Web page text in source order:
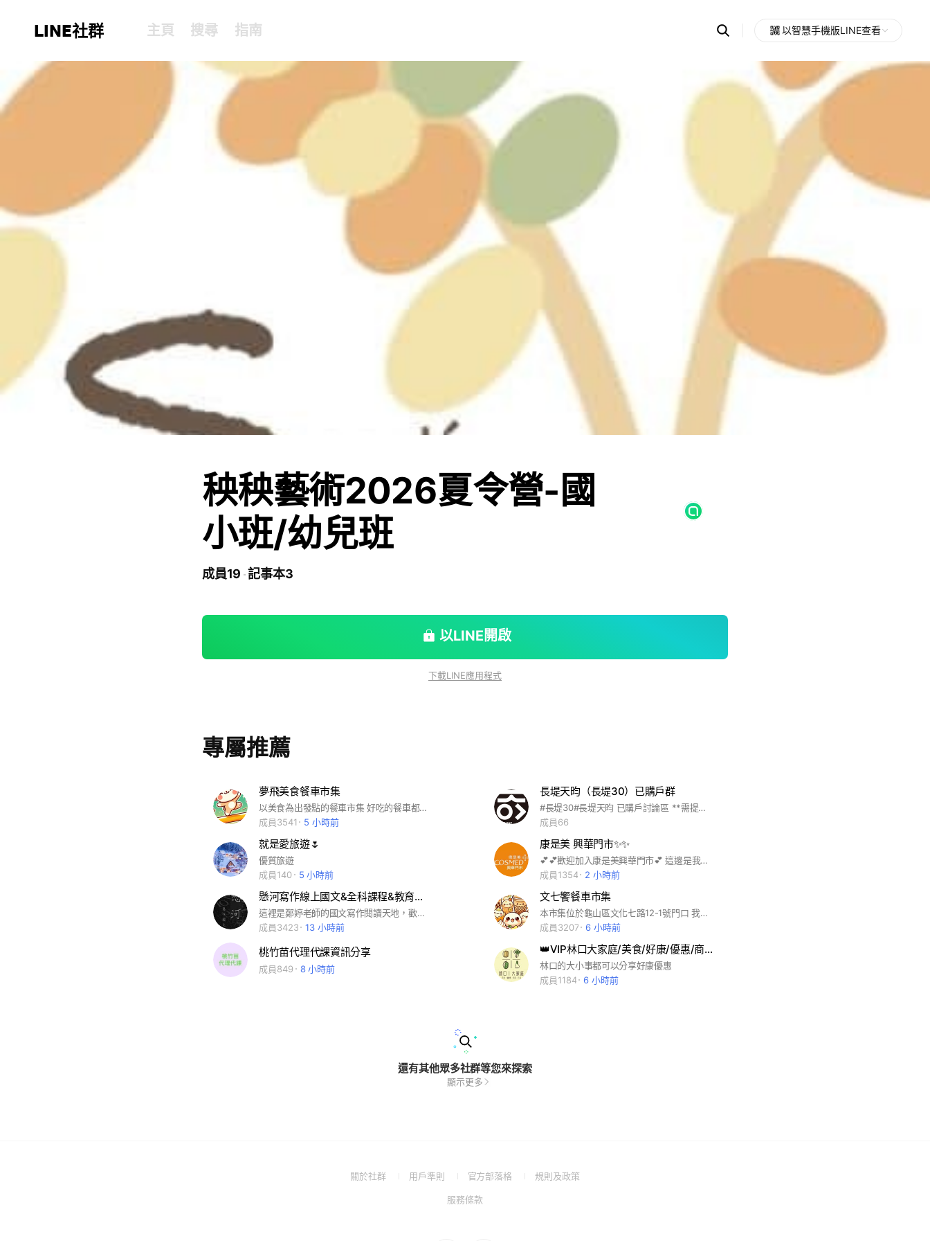
LINE社群 主頁 搜尋 指南 Search
OpenChats
messages
以智慧手機版LINE查看
秧秧藝術2026夏令營-國
小班/幼兒班
成員19 記事本3
以LINE開啟
下載LINE應用程式
專屬推薦
夢飛美食餐車市集
以美食為出發點的餐車市集 好吃的餐車都在這裡
成員3541
5 小時前
長堤天昀（長堤30）已購戶群
#長堤30#長堤天昀 已購戶討論區 **需提供合約書**
成員66
就是愛旅遊🌷
優質旅遊
成員140
5 小時前
康是美 興華門市✨✨
💕💕歡迎加入康是美興華門市💕 這邊是我們的版規，再麻煩大家遵守喔！ 1️⃣為了讓大家有個美夢😴晚上21:00以後小編不發文/不回覆問題喔！！ 2️⃣群組裡面不討論政治、宗教、謝絕任何廣告避免打擾大家 3️⃣記得關閉群組提醒音🤫，但是不要忘了每天進來看一下有沒有優惠活動喔💗 🔅🔅🔅🔅🔅🔅🔅🔅🔅🔅🔅🔅🔅 🔥最hot的商品資訊報你知 -不定時分享現在最火紅、最熱銷、最夯的商品資訊，讓您隨時掌握第一手資訊 🔥最殺的優惠訊息不漏接 -不論是吃的用的擦的，只要有超級划算可以幫大家省荷包的好康👍👍立馬告訴大家 🔥最貼❤️的諮詢服務只為您 -有任何關於商品、優惠活動或是想知道如何讓自己更健康更美麗的小撇步，我們有專業的藥師、彩妝師以及美諮師都可以幫大家解答喔💕 🔅🔅🔅🔅🔅🔅🔅🔅🔅🔅🔅🔅🔅🔅🔅 ⚠️同時提醒您，本群組不會主動或私下通知您進行付款、款項等相關作業，也不會請您至ATM操作任何轉帳行為，所有交易行為均需至康是美實體門市進行。 ⚠️群組為分享康是美優惠活動專用，群組內不討論政治、宗教、謝絕任何廣告，避免打擾大家。 有任何商品或活動優惠訊息歡迎詢問喔
成員1354
2 小時前
懸河寫作線上國文&全科課程&教育提問
這裡是鄭婷老師的國文寫作閱讀天地，歡迎家長以及孩子加入 #國文 #國小中低年級寫作 #升私中國學與寫作 #國中會考頂尖國學與寫作 #升大學測頂尖國學與寫作 #成人國家考試國文與寫作 #專業的國文老師 #專業的國文老師 備註: 1.社群亦提供五科老師解題服務 (國小到高中範圍) 2.均是與曾與鄭老師共事十年的補習班名師群 歡迎家長以及同學禮貌提問 3.提問時請照片轉正，並用小老鼠標記老師，感謝您
成員3423
13 小時前
文七饗餐車市集
本市集位於龜山區文化七路12-1號門口 我們將為大家帶來新鮮好吃的餐車美食 敬請期待！
成員3207
6 小時前
桃竹苗代理代課資訊分享
成員849 8 小時前
👑VIP林口大家庭/美食/好康/優惠/商家/旅遊/時事/龜山/活動/揪團討論群
林口的大小事都可以分享好康優惠
成員1184
6 小時前
還有其他眾多社群等您來探索
顯示更多
關於社群
(Open用戶準則
(Open
a
官方部落格
(Open規則及政策(Open
服務條款(Open